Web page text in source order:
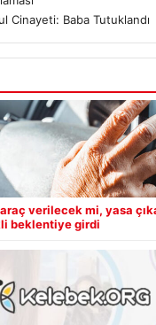
Cinayeti: Baba Tutuklandı
verilecek mi, yasa
beklentiye girdi